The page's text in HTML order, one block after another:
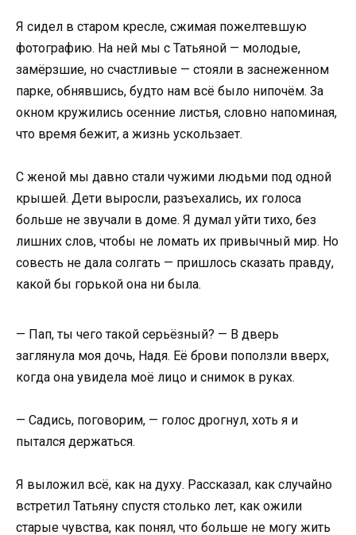
Я сидел в старом кресле, сжимая пожелтевшую
фотографию. На ней мы с Татьяной — молодые,
замёрзшие, но счастливые — стояли в заснеженном
парке, обнявшись, будто нам всё было нипочём. За
окном кружились осенние листья, словно напоминая,
что время бежит, а жизнь ускользает.
С женой мы давно стали чужими людьми под одной
крышей. Дети выросли, разъехались, их голоса
больше не звучали в доме. Я думал уйти тихо, без
лишних слов, чтобы не ломать их привычный мир. Но
совесть не дала солгать — пришлось сказать правду,
какой бы горькой она ни была.
— Пап, ты чего такой серьёзный? — В дверь
заглянула моя дочь, Надя. Её брови поползли вверх,
когда она увидела моё лицо и снимок в руках.
— Садись, поговорим, — голос дрогнул, хоть я и
пытался держаться.
Я выложил всё, как на духу. Рассказал, как случайно
встретил Татьяну спустя столько лет, как ожили
старые чувства, как понял, что больше не могу жить